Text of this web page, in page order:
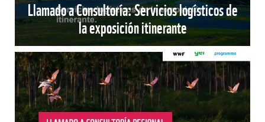
Llamado a Consultoría: Servicios logísticos de
la exposición itinerante